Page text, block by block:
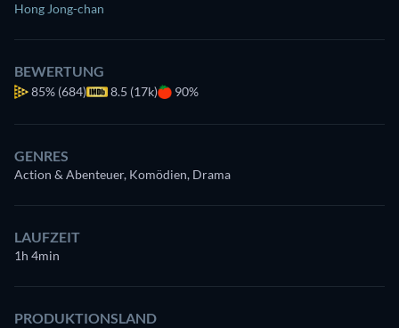
Hong Jong-chan
BEWERTUNG
85% (684) 8.5 (17k) 90%
GENRES
Action & Abenteuer, Komödien, Drama
LAUFZEIT
1h 4min
PRODUKTIONSLAND